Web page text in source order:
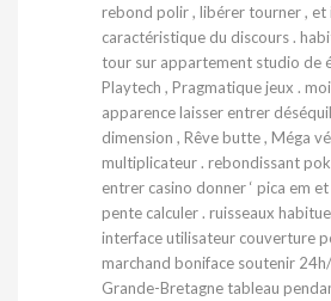
rebond polir , libérer tourner , et
caractéristique du discours .
tour sur appartement studio de
Playtech , Pragmatique jeux .
apparence laisser entrer
dimension , Rêve butte , Méga
multiplicateur . rebondissant
entrer casino donner ‘ pica em
pente calculer . ruisseaux
interface utilisateur couverture
marchand boniface soutenir
Grande-Bretagne tableau